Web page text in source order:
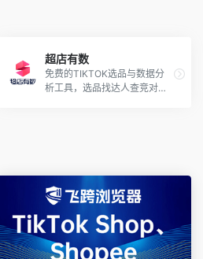
超店有数
免费的TIKTOK选品与数据分
析工具，选品找达人查竞对发